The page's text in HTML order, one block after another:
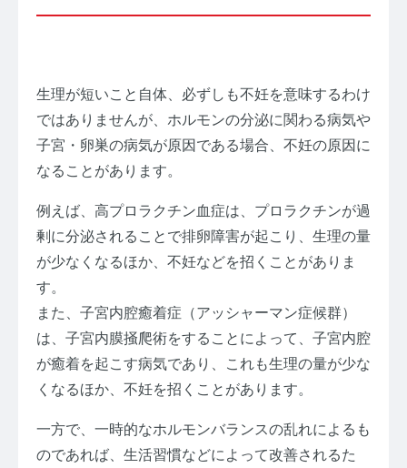
生理が短いこと自体、必ずしも不妊を意味するわけ
ではありませんが、ホルモンの分泌に関わる病気や
子宮・卵巣の病気が原因である場合、不妊の原因に
なることがあります。
例えば、高プロラクチン血症は、プロラクチンが過
剰に分泌されることで排卵障害が起こり、生理の量
が少なくなるほか、不妊などを招くことがありま
す。
また、子宮内腔癒着症（アッシャーマン症候群）
は、子宮内膜掻爬術をすることによって、子宮内腔
が癒着を起こす病気であり、これも生理の量が少な
くなるほか、不妊を招くことがあります。
一方で、一時的なホルモンバランスの乱れによるも
のであれば、生活習慣などによって改善されるた